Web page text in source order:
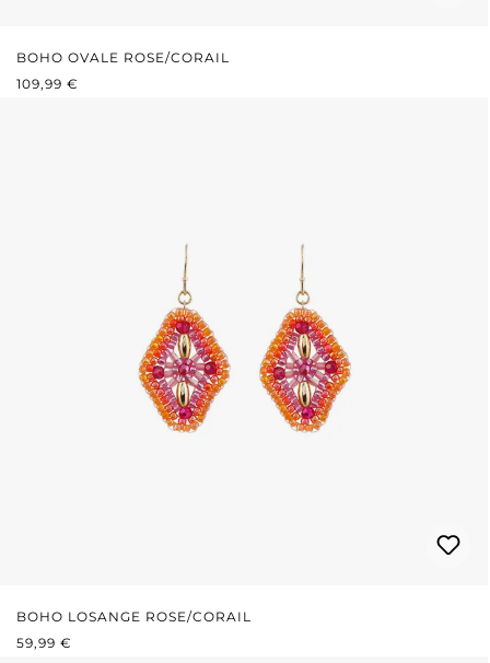
BOHO OVALE ROSE/CORAIL
PRIX RÉGULIER :
109,99 €
BOHO LOSANGE ROSE/CORAIL
PRIX RÉGULIER :
59,99 €